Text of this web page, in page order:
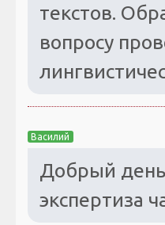
текстов.
вопросу
Василий
Добрый
экспертиза